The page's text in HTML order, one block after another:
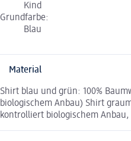
Kind
Grundfarbe:
Blau
Material
Shirt blau und grün: 100%
biologischem Anbau) Shirt
kontrolliert biologischem Anbau,